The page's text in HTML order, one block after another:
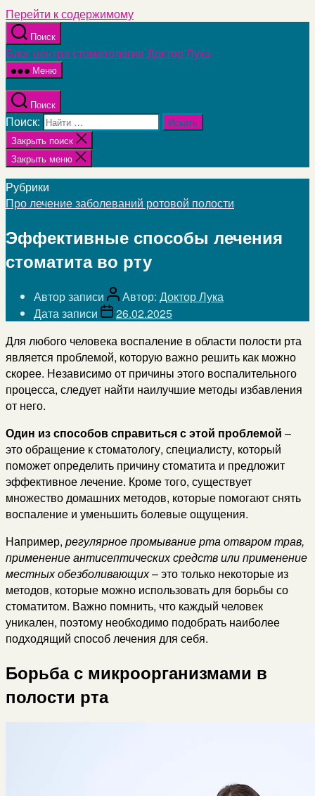
Перейти к содержимому
Поиск
Блог центра стоматологии Доктор Лука
Меню
Поиск
Поиск:
Закрыть поиск
Закрыть меню
Рубрики
Про лечение заболеваний ротовой полости
Эффективные способы лечения
стоматита во рту
Автор записи Автор: Доктор Лука
Дата записи
26.02.2025
Для любого человека воспаление в области полости рта
является проблемой, которую важно решить как можно
скорее. Независимо от причины этого воспалительного
процесса, следует найти наилучшие методы избавления
от него.
Один из способов справиться с этой проблемой –
это обращение к стоматологу, специалисту, который
поможет определить причину стоматита и предложит
эффективное лечение. Кроме того, существует
множество домашних методов, которые помогают снять
воспаление и уменьшить болевые ощущения.
Например, регулярное промывание рта отваром трав,
применение антисептических средств или применение
местных обезболивающих– это только некоторые из
методов, которые можно использовать для борьбы со
стоматитом. Важно помнить, что каждый человек
уникален, поэтому необходимо подобрать наиболее
подходящий способ лечения для себя.
Борьба с микроорганизмами в
полости рта